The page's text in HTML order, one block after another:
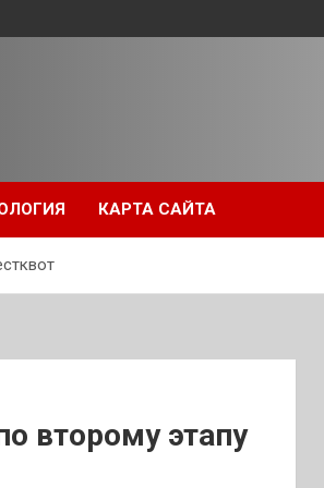
КАРТА САЙТА
второму этапу